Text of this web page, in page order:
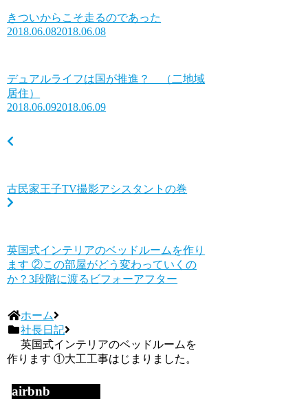
きついからこそ走るのであった
2018.06.082018.06.08
デュアルライフは国が推進？ （二地域
居住）
2018.06.092018.06.09
古民家王子TV撮影アシスタントの巻
英国式インテリアのベッドルームを作り
ます ②この部屋がどう変わっていくの
か？3段階に渡るビフォーアフター
ホーム
社長日記
英国式インテリアのベッドルームを
作ります ①大工工事はじまりました。
airbnb